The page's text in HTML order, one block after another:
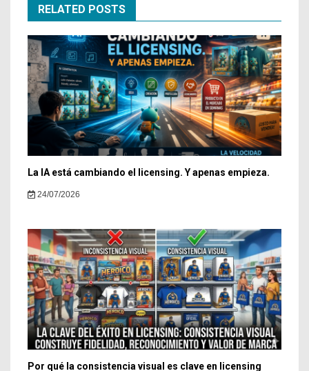
RELATED POSTS
La IA está cambiando el licensing. Y apenas empieza.
24/07/2026
Por qué la consistencia visual es clave en licensing